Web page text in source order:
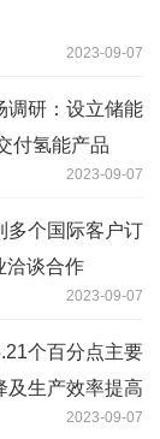
2023-09-07
调研：设立储能
付氢能产品
2023-09-07
多个国际客户订
洽谈合作
2023-09-07
个百分点主要
及生产效率提高
2023-09-07